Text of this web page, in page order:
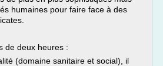
humaines pour faire face à des
de deux heures :
(domaine sanitaire et social), il